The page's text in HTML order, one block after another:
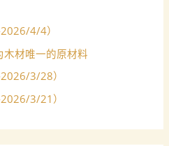
4/4）
木材唯一的原材料
3/28）
3/21）